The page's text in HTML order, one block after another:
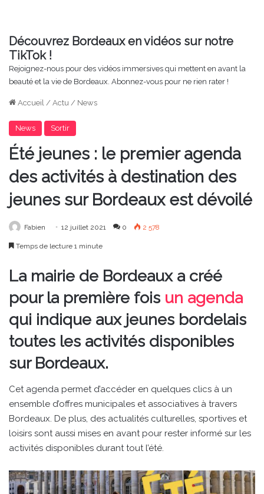
Découvrez Bordeaux en vidéos sur notre
TikTok !
Rejoignez-nous pour des vidéos immersives qui mettent en avant la
beauté et la vie de Bordeaux. Abonnez-vous pour ne rien rater !
Accueil / Actu / News
News Sortir
Été jeunes : le premier agenda
des activités à destination des
jeunes sur Bordeaux est dévoilé
Fabien 12 juillet 2021 0 2 578
Temps de lecture 1 minute
La mairie de Bordeaux a créé
pour la première fois un agenda
qui indique aux jeunes bordelais
toutes les activités disponibles
sur Bordeaux.
Cet agenda permet d’accéder en quelques clics à un
ensemble d’offres municipales et associatives à travers
Bordeaux. De plus, des actualités culturelles, sportives et
loisirs sont aussi mises en avant pour rester informé sur les
activités disponibles durant tout l’été.